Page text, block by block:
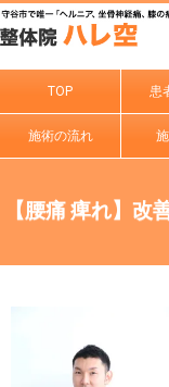
TOP 患
施術の流れ
【腰痛 痺れ】